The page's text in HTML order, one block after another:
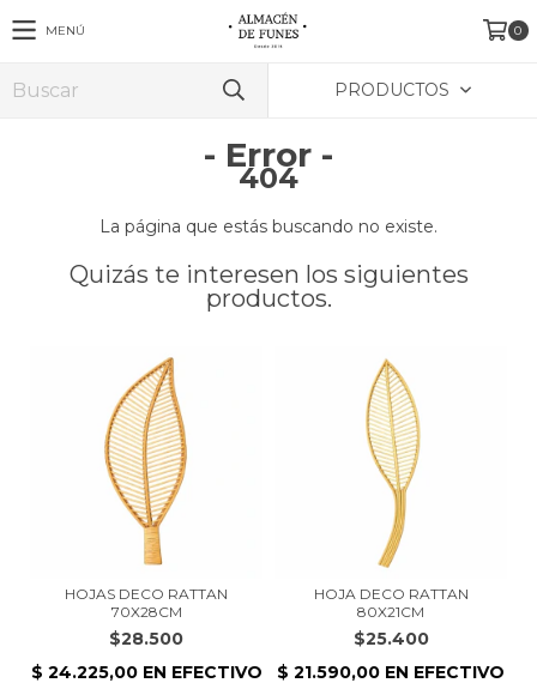
MENÚ 0
PRODUCTOS
- Error -
404
La página que estás buscando no existe.
Quizás te interesen los siguientes
productos.
HOJAS DECO RATTAN
70X28CM
$28.500
HOJA DECO RATTAN
80X21CM
$25.400